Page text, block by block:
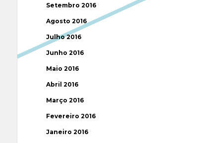
Setembro 2016
Agosto 2016
Julho 2016
Junho 2016
Maio 2016
Abril 2016
Março 2016
Fevereiro 2016
Janeiro 2016